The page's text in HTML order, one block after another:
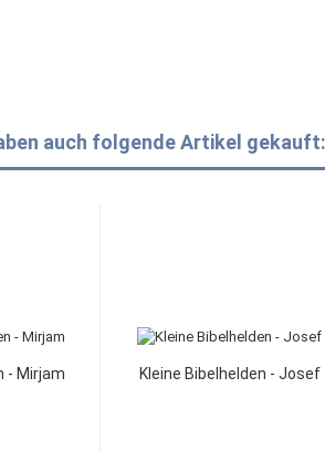
auch folgende Artikel gekauft:
- Mirjam Kleine Bibelhelden - Josef